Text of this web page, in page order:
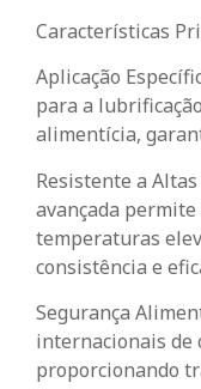
Características
Aplicação
para a
alimentícia,
Resistente a
avançada
temperaturas
consistência e
Segurança
internacionais de
proporcionando